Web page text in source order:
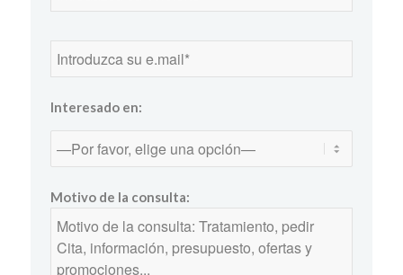
Interesado en:
Motivo de la consulta: